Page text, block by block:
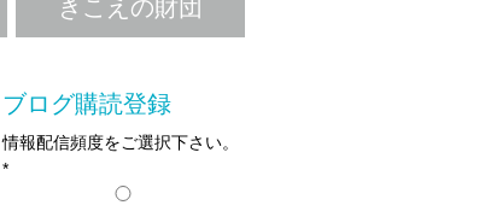
きこえの財団
ブログ購読登録
情報配信頻度をご選択下さい。
*